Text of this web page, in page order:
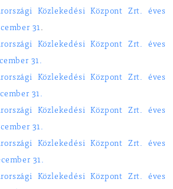
Közlekedési Központ Zrt. éves
31 .
Közlekedési Központ Zrt. éves
31.
Közlekedési Központ Zrt. éves
31.
Közlekedési Központ Zrt. éves
31.
Közlekedési Központ Zrt. éves
31.
Közlekedési Központ Zrt. éves